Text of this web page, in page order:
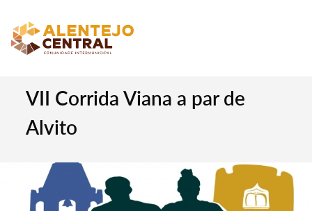
VII Corrida Viana a par de
Alvito